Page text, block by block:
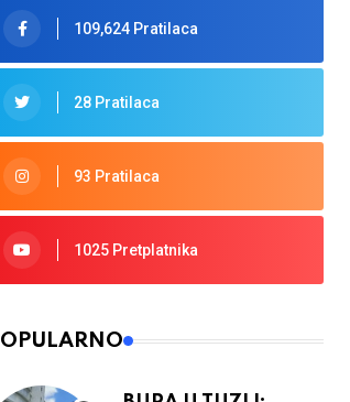
109,624 Pratilaca
28 Pratilaca
93 Pratilaca
1025 Pretplatnika